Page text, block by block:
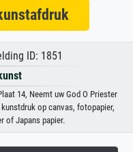
ID: 1851
14, Neemt uw God O Priester
op canvas, fotopapier,
of Japans papier.